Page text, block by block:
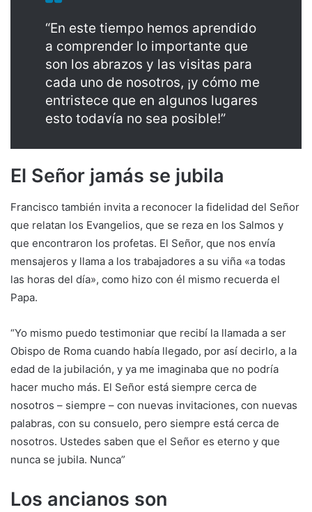
“En este tiempo hemos aprendido
a comprender lo importante que
son los abrazos y las visitas para
cada uno de nosotros, ¡y cómo me
entristece que en algunos lugares
esto todavía no sea posible!”
El Señor jamás se jubila
Francisco también invita a reconocer la fidelidad del Señor
que relatan los Evangelios, que se reza en los Salmos y
que encontraron los profetas. El Señor, que nos envía
mensajeros y llama a los trabajadores a su viña «a todas
las horas del día», como hizo con él mismo recuerda el
Papa.
“Yo mismo puedo testimoniar que recibí la llamada a ser
Obispo de Roma cuando había llegado, por así decirlo, a la
edad de la jubilación, y ya me imaginaba que no podría
hacer mucho más. El Señor está siempre cerca de
nosotros – siempre – con nuevas invitaciones, con nuevas
palabras, con su consuelo, pero siempre está cerca de
nosotros. Ustedes saben que el Señor es eterno y que
nunca se jubila. Nunca”
Los ancianos son